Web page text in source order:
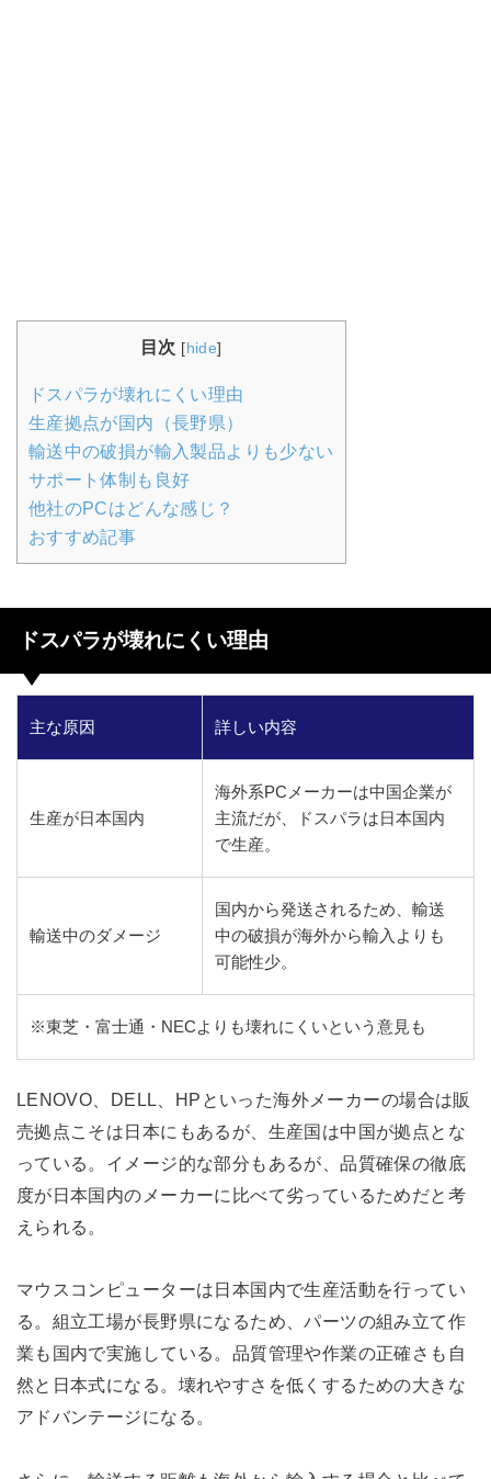
目次 [hide]
ドスパラが壊れにくい理由
生産拠点が国内（長野県）
輸送中の破損が輸入製品よりも少ない
サポート体制も良好
他社のPCはどんな感じ？
おすすめ記事
ドスパラが壊れにくい理由
主な原因 詳しい内容
生産が日本国内
海外系PCメーカーは中国企業が
主流だが、ドスパラは日本国内
で生産。
輸送中のダメージ
国内から発送されるため、輸送
中の破損が海外から輸入よりも
可能性少。
※東芝・富士通・NECよりも壊れにくいという意見も
LENOVO、DELL、HPといった海外メーカーの場合は販
売拠点こそは日本にもあるが、生産国は中国が拠点とな
っている。イメージ的な部分もあるが、品質確保の徹底
度が日本国内のメーカーに比べて劣っているためだと考
えられる。
マウスコンピューターは日本国内で生産活動を行ってい
る。組立工場が長野県になるため、パーツの組み立て作
業も国内で実施している。品質管理や作業の正確さも自
然と日本式になる。壊れやすさを低くするための大きな
アドバンテージになる。